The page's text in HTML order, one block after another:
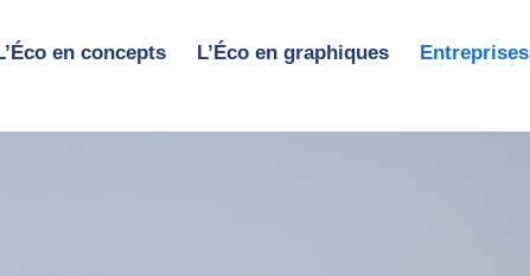
en concepts L’Éco en graphiques Entreprises